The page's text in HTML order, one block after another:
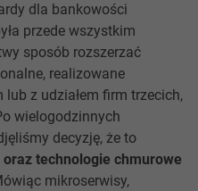
dla bankowości
przede wszystkim
sposób rozszerzać
realizowane
z udziałem firm trzecich,
wielogodzinnych
decyzję, że to
technologie chmurowe
mikroserwisy,